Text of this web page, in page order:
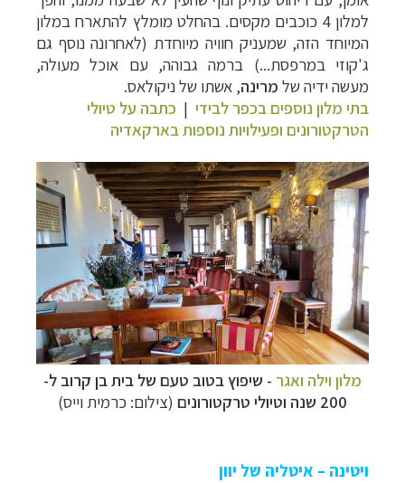
למלון 4 כוכבים מקסים. בהחלט מומלץ להתארח במלון
המיוחד הזה, שמעניק חוויה מיוחדת (לאחרונה נוסף גם
ג'קוזי במרפסת...) ברמה גבוהה, עם אוכל מעולה,
מעשה ידיה של מרינה, אשתו של ניקולאס.
בתי מלון נוספים בכפר לבידי | כתבה על טיולי
הטרקטורונים ופעילויות נוספות בארקאדיה
מלון וילה ואגר - שיפוץ בטוב טעם של בית בן קרוב ל-
200 שנה וטיולי טרקטורונים
(צילום: כרמית וייס)
ויטינה – איטליה של יוון